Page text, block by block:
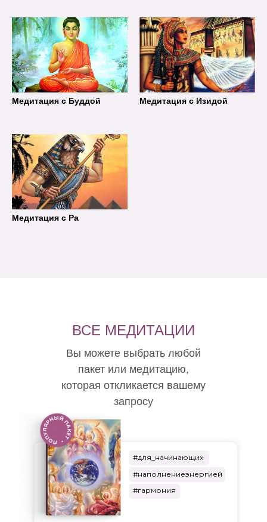
Медитация с Буддой Медитация с Изидой
Медитация с Ра
ВСЕ МЕДИТАЦИИ
Вы можете выбрать любой
пакет или медитацию,
которая откликается вашему
запросу
#для_начинающих
#наполнениеэнергией
#гармония